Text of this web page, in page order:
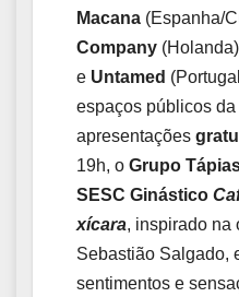
Macana (Espanha/
Company (Holanda)
e Untamed
espaços públicos da
apresentações
19h, o Grupo
SESC Ginástico
xícara, inspirado na
Sebastião Salgado,
sentimentos e